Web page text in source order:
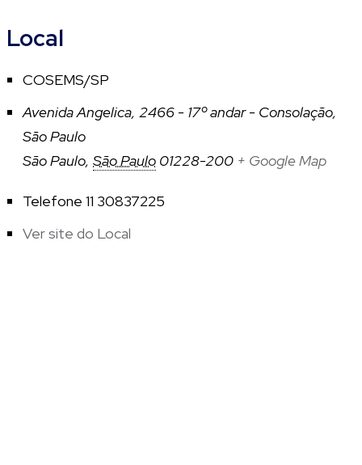
Local
COSEMS/SP
Avenida Angelica, 2466 - 17º andar - Consolação,
São Paulo
São Paulo, São Paulo 01228-200 + Google Map
Telefone 11 30837225
Ver site do Local